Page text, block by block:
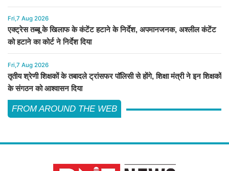
Fri,7 Aug 2026
एक्ट्रेस तब्बू के खिलाफ के कंटेंट हटाने के निर्देश, अपमानजनक, अश्लील कंटेंट
को हटाने का कोर्ट ने निर्देश दिया
Fri,7 Aug 2026
तृतीय श्रेणी शिक्षकों के तबादले ट्रांसफर पॉलिसी से होंगे, शिक्षा मंत्री ने इन शिक्षकों
के संगठन को आश्वासन दिया
FROM AROUND THE WEB